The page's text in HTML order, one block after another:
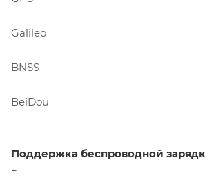
Galileo
BNSS
ВeiDou
Поддержка беспроводной
+